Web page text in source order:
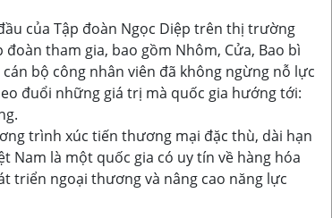
của Tập đoàn Ngọc Diệp trên thị trường
tham gia, bao gồm Nhôm, Cửa, Bao bì
bộ công nhân viên đã không ngừng nỗ lực
đuổi những giá trị mà quốc gia hướng tới:
trình xúc tiến thương mại đặc thù, dài hạn
Nam là một quốc gia có uy tín về hàng hóa
triển ngoại thương và nâng cao năng lực